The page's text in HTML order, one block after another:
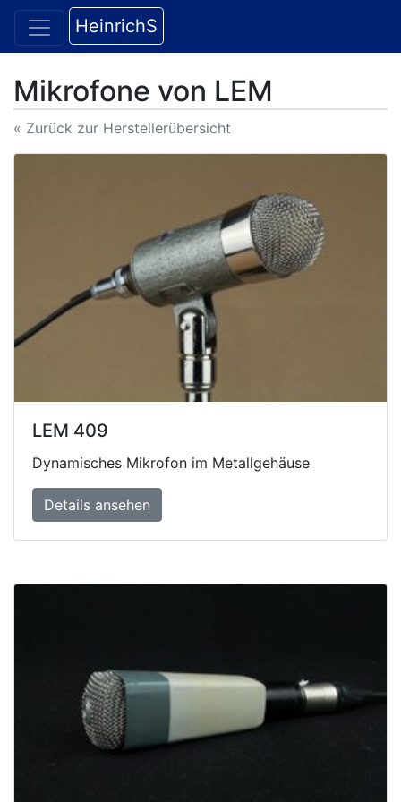
HeinrichS
Mikrofone von LEM
« Zurück zur Herstellerübersicht
LEM 409
Dynamisches Mikrofon im Metallgehäuse
Details ansehen